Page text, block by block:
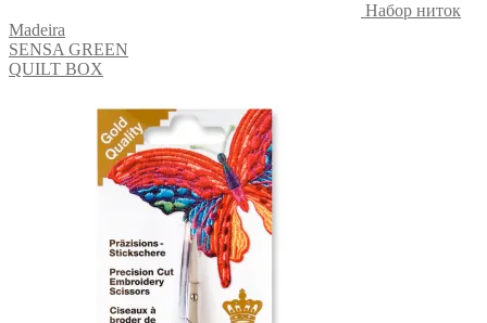
Набор ниток
Madeira
SENSA GREEN
QUILT BOX